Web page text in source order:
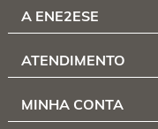
A ENE2ESE
ATENDIMENTO
MINHA CONTA